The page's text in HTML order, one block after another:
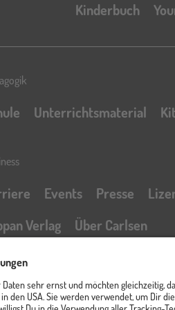
Kinderbuch
Unterrichtsmaterial
Events Presse
Verlag
Über Carlsen
FAQ & Hilfe